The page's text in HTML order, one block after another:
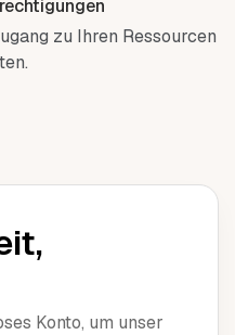
zu Ihren Ressourcen
Konto, um unser